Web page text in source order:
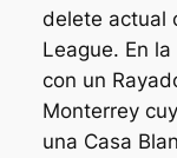
delete actual
League. En
con un
Monterrey
una Casa